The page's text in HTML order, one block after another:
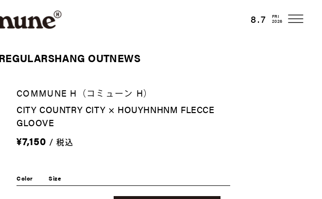
8.7 FRI
2026
HANG OUTNEWS
COMMUNE H（コミューン H）
CITY COUNTRY CITY × HOUYHNHNM FLECCE
GLOOVE
通
常
¥7,150 / 税込
Color Size